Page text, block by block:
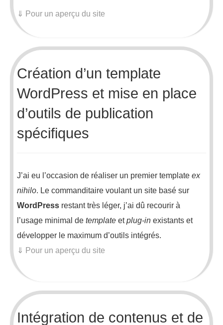
⇓ Pour un aperçu du site
Création d’un template
WordPress et mise en place
d’outils de publication
spécifiques
J’ai eu l’occasion de réaliser un premier template ex
nihilo. Le commanditaire voulant un site basé sur
WordPress restant très léger, j’ai dû recourir à
l’usage minimal de template etplug-in existants et
développer le maximum d’outils intégrés.
⇓ Pour un aperçu du site
Intégration de contenus et de